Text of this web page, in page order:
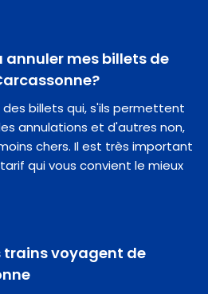
mes billets de
des billets qui, s'ils permettent
annulations et d'autres non,
chers. Il est très important
qui vous convient le mieux
trains voyagent de